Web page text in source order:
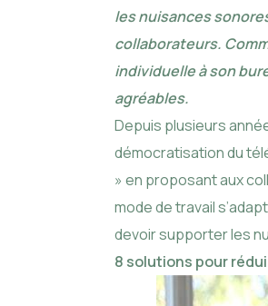
les nuisances
collaborateurs.
individuelle à son
agréables.
Depuis plusieurs
démocratisation du
» en proposant aux
mode de travail
devoir supporter les
8 solutions pour